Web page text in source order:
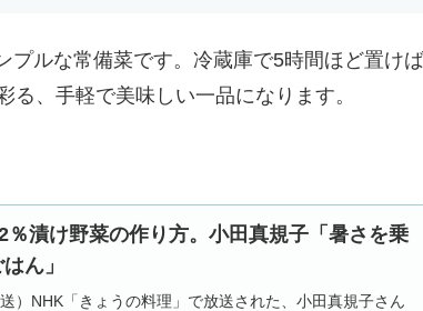
ルな常備菜です。冷蔵庫で5時間ほど置け
、手軽で美味しい一品になります。
％漬け野菜の作り方。小田真規子「暑さを乗
ん」
）NHK「きょうの料理」で放送された、小田真規子さん